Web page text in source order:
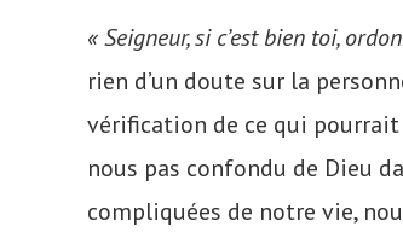
« Seigneur, si c’est bien toi,
rien d’un doute sur la
vérification de ce qui
nous pas confondu de Dieu
compliquées de notre vie,